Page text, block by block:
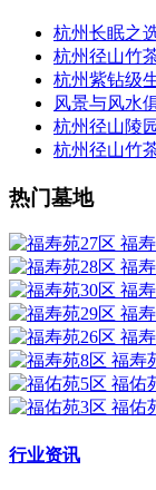
杭州长眠之
杭州径山竹
杭州紫钻级
风景与风水
杭州径山陵
杭州径山竹
热门墓地
福
福
福
福
福
福寿
福佑
福佑
行业资讯